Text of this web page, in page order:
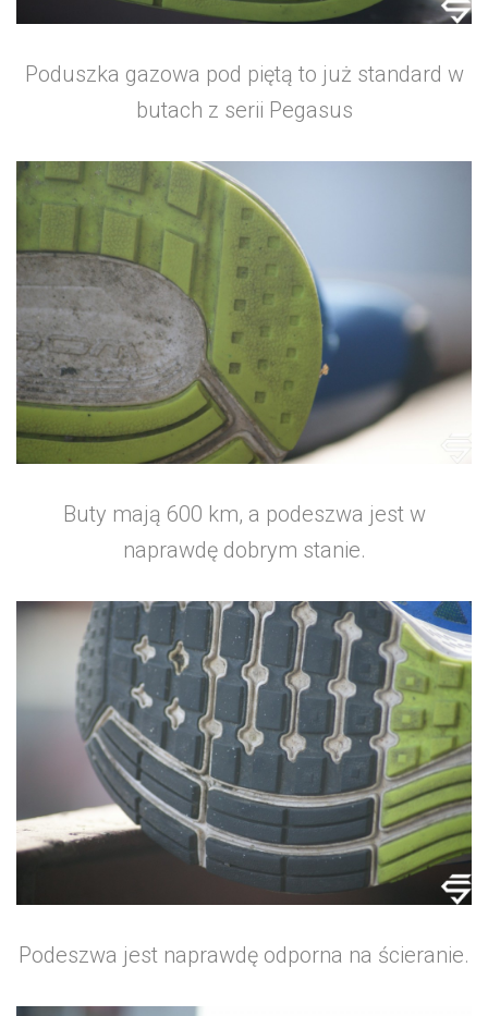
Poduszka gazowa pod piętą to już standard w
butach z serii Pegasus
Buty mają 600 km, a podeszwa jest w
naprawdę dobrym stanie.
Podeszwa jest naprawdę odporna na ścieranie.